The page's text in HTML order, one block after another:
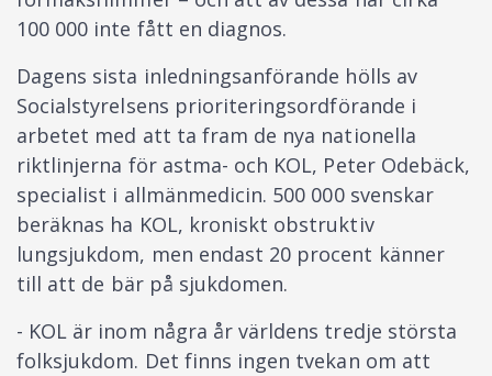
100 000 inte fått en diagnos.
Dagens sista inledningsanförande hölls av
Socialstyrelsens prioriteringsordförande i
arbetet med att ta fram de nya nationella
riktlinjerna för astma- och KOL, Peter Odebäck,
specialist i allmänmedicin. 500 000 svenskar
beräknas ha KOL, kroniskt obstruktiv
lungsjukdom, men endast 20 procent känner
till att de bär på sjukdomen.
- KOL är inom några år världens tredje största
folksjukdom. Det finns ingen tvekan om att